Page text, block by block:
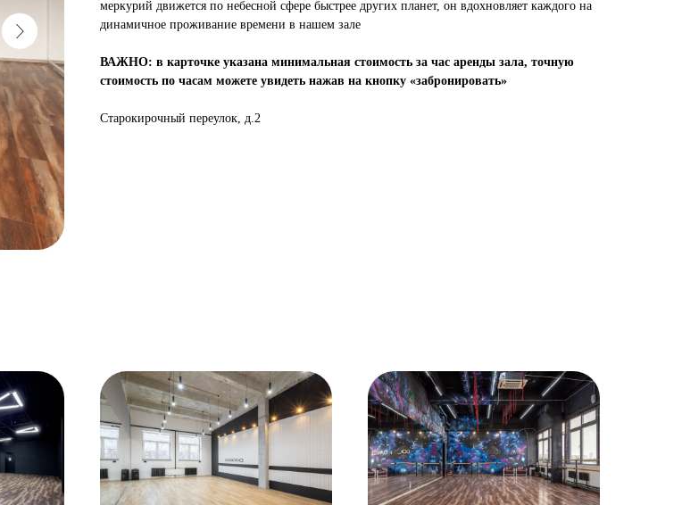
меркурий движется по небесной сфере быстрее других планет, он вдохновляет каждого на
динамичное проживание времени в нашем зале
ВАЖНО: в карточке указана минимальная стоимость за час аренды зала, точную
стоимость по часам можете увидеть нажав на кнопку «забронировать»
Старокирочный переулок, д.2